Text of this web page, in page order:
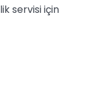
servisi için